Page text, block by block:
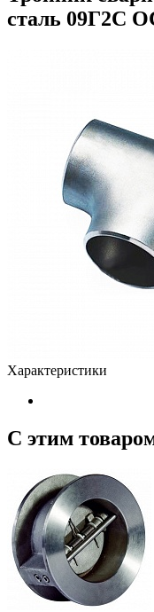
сталь 09Г2С
Характеристики
С этим